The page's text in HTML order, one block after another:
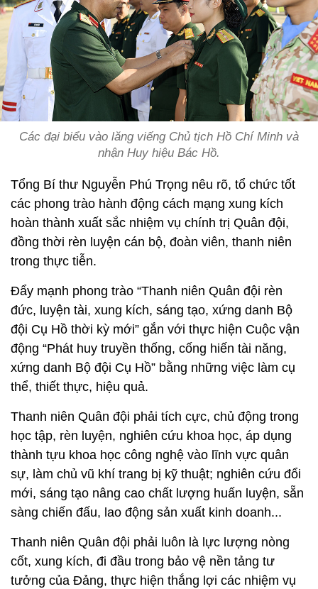
Các đại biểu vào lăng viếng Chủ tịch Hồ Chí Minh và
nhận Huy hiệu Bác Hồ.
Tổng Bí thư Nguyễn Phú Trọng nêu rõ, tổ chức tốt
các phong trào hành động cách mạng xung kích
hoàn thành xuất sắc nhiệm vụ chính trị Quân đội,
đồng thời rèn luyện cán bộ, đoàn viên, thanh niên
trong thực tiễn.
Đẩy mạnh phong trào “Thanh niên Quân đội rèn
đức, luyện tài, xung kích, sáng tạo, xứng danh Bộ
đội Cụ Hồ thời kỳ mới” gắn với thực hiện Cuộc vận
động “Phát huy truyền thống, cống hiến tài năng,
xứng danh Bộ đội Cụ Hồ” bằng những việc làm cụ
thể, thiết thực, hiệu quả.
Thanh niên Quân đội phải tích cực, chủ động trong
học tập, rèn luyện, nghiên cứu khoa học, áp dụng
thành tựu khoa học công nghệ vào lĩnh vực quân
sự, làm chủ vũ khí trang bị kỹ thuật; nghiên cứu đổi
mới, sáng tạo nâng cao chất lượng huấn luyện, sẵn
sàng chiến đấu, lao động sản xuất kinh doanh...
Thanh niên Quân đội phải luôn là lực lượng nòng
cốt, xung kích, đi đầu trong bảo vệ nền tảng tư
tưởng của Đảng, thực hiện thắng lợi các nhiệm vụ